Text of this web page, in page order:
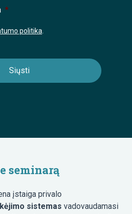
*
politika
seminarą
įstaiga privalo
sistemas vadovaudamasi